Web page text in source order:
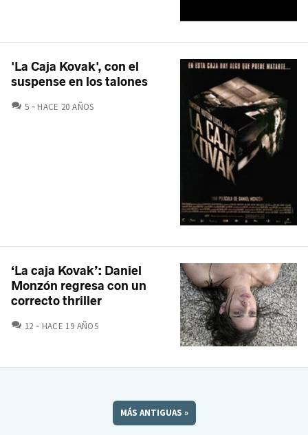
'La Caja Kovak', con el
suspense en los talones
5 COMENTARIOS
HACE 20 AÑOS
‘La caja Kovak’: Daniel
Monzón regresa con un
correcto thriller
12 COMENTARIOS
HACE 19 AÑOS
MÁS ANTIGUAS »